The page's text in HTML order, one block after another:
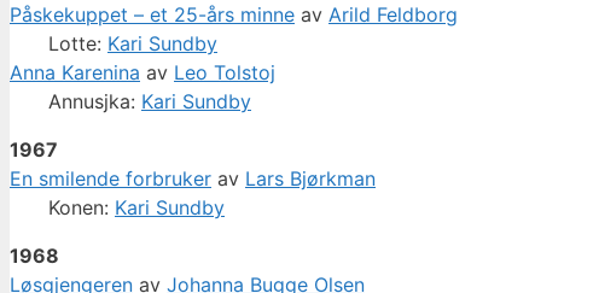
Påskekuppet – et 25-års minne av Arild Feldborg
Lotte: Kari Sundby
Anna Karenina av Leo Tolstoj
Annusjka: Kari Sundby
1967
En smilende forbruker av Lars Bjørkman
Konen: Kari Sundby
1968
Løsgjengeren av Johanna Bugge Olsen